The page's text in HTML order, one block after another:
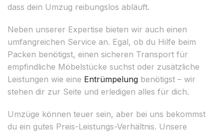
dass dein Umzug reibungslos abläuft.
Neben unserer Expertise bieten wir auch einen
umfangreichen Service an. Egal, ob du Hilfe beim
Packen benötigst, einen sicheren Transport für
empfindliche Möbelstücke suchst oder zusätzliche
Leistungen wie eine Entrümpelung benötigst – wir
stehen dir zur Seite und erledigen alles für dich.
Umzüge können teuer sein, aber bei uns bekommst
du ein gutes Preis-Leistungs-Verhältnis. Unsere